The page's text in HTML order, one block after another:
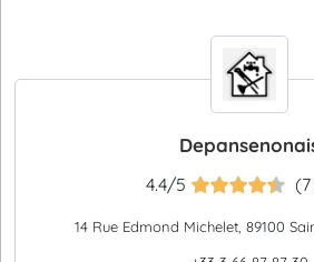
4.4/5
14 Rue Edmond Michelet, 89100